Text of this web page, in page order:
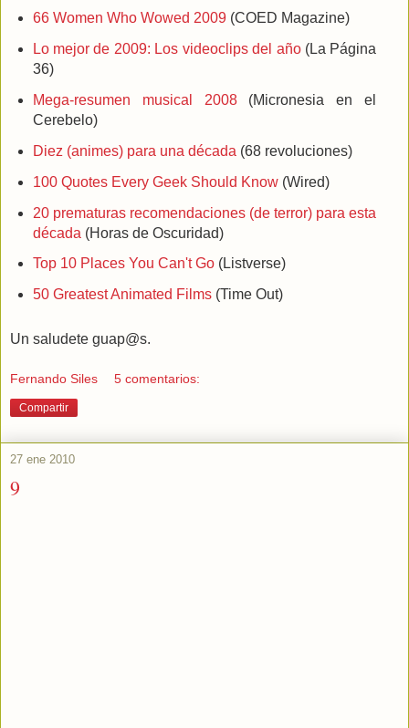
66 Women Who Wowed 2009(COED Magazine)
Lo mejor de 2009: Los videoclips del año(La Página
36)
Mega-resumen musical 2008(Micronesia en el
Cerebelo)
Diez (animes) para una década (68 revoluciones)
100 Quotes Every Geek Should Know(Wired)
20 prematuras recomendaciones (de terror) para esta
década (Horas de Oscuridad)
Top 10 Places You Can't Go(Listverse)
50 Greatest Animated Films(Time Out)
Un saludete guap@s.
Fernando Siles 5 comentarios:
Compartir
27 ene 2010
9